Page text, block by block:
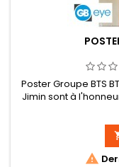
Poster Groupe BTS
Jimin sont à
Grammage : 170
qualité en offset. -
FSC : ce produit
